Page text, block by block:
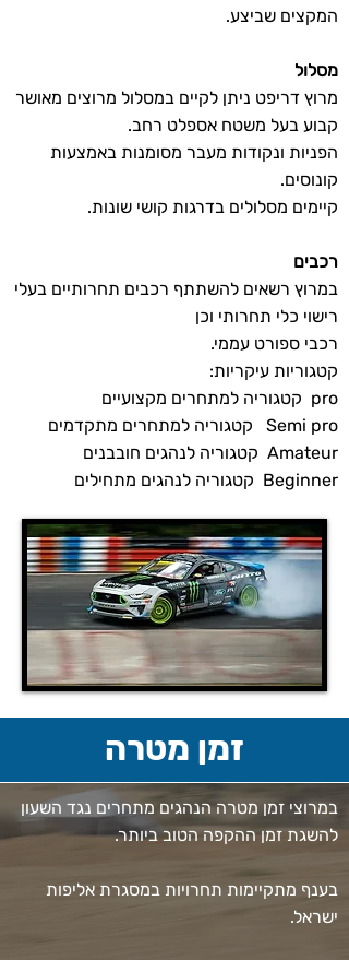
המקצים שביצע.
מסלול
מרוץ דריפט ניתן לקיים במסלול מרוצים מאושר
קבוע בעל משטח אספלט רחב.
הפניות ונקודות מעבר מסומנות באמצעות
קונוסים.
קיימים מסלולים בדרגות קושי שונות.
רכבים
במרוץ רשאים להשתתף רכבים תחרותיים בעלי
רישוי כלי תחרותי וכן
רכבי ספורט עממי.
קטגוריות עיקריות:
pro קטגוריה למתחרים מקצועיים
Semi pro קטגוריה למתחרים מתקדמים
Amateur קטגוריה לנהגים חובבנים
Beginner קטגוריה לנהגים מתחילים
זמן מטרה
במרוצי זמן מטרה הנהגים מתחרים נגד השעון
להשגת זמן ההקפה הטוב ביותר.
בענף מתקיימות תחרויות במסגרת אליפות
ישראל.